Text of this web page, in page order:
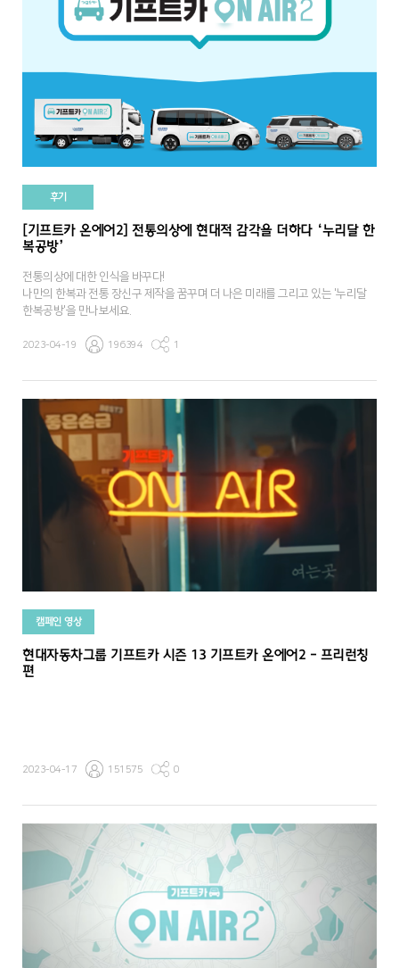
후기
[기프트카 온에어2] 전통의상에 현대적 감각을 더하다 ‘누리달 한
복공방’
전통의상에 대한 인식을 바꾸다!
나만의 한복과 전통 장신구 제작을 꿈꾸며 더 나은 미래를 그리고 있는 '누리달
한복공방'을 만나보세요.
2023-04-19 196394 1
캠페인 영상
현대자동차그룹 기프트카 시즌 13 기프트카 온에어2 - 프리런칭
편
2023-04-17 151575 0